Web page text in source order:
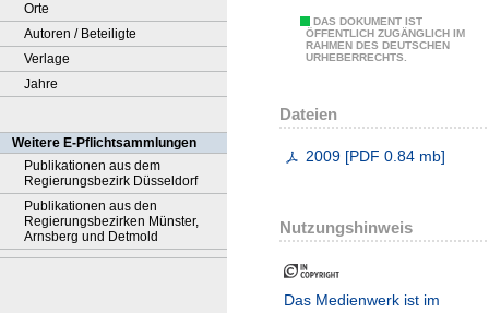
Orte
Autoren / Beteiligte
Verlage
Jahre
Weitere E-Pflichtsammlungen
Publikationen aus dem
Regierungsbezirk Düsseldorf
Publikationen aus den
Regierungsbezirken Münster,
Arnsberg und Detmold
DAS DOKUMENT IST
ÖFFENTLICH ZUGÄNGLICH IM
RAHMEN DES DEUTSCHEN
URHEBERRECHTS.
Dateien
2009 [PDF 0.84 mb]
Nutzungshinweis
Das Medienwerk ist im